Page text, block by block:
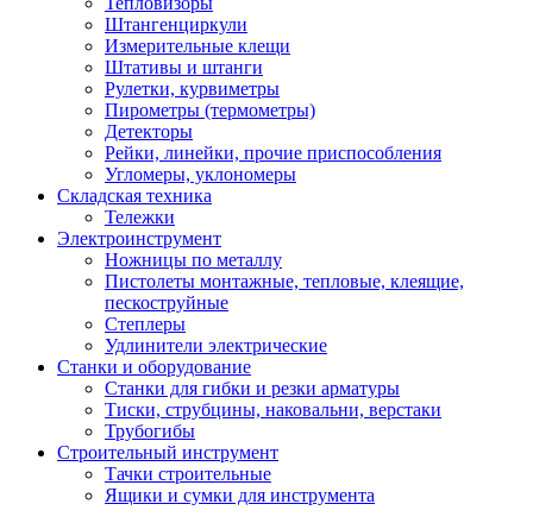
Штангенциркули
Измерительные клещи
Штативы и штанги
Рулетки, курвиметры
Пирометры (термометры)
Детекторы
Рейки, линейки, прочие приспособления
Угломеры, уклономеры
Складская техника
Тележки
Электроинструмент
Ножницы по металлу
Пистолеты монтажные, тепловые, клеящие,
пескоструйные
Степлеры
Удлинители электрические
Станки и оборудование
Станки для гибки и резки арматуры
Тиски, струбцины, наковальни, верстаки
Трубогибы
Строительный инструмент
Тачки строительные
Ящики и сумки для инструмента